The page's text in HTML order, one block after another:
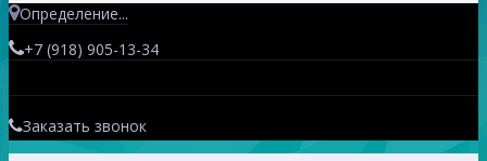
Определение...
+7 (918) 905-13-34
Заказать звонок